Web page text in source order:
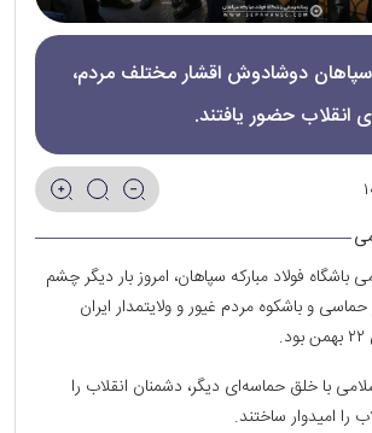
دوشادوش اقشار مختلف مردم،
انقلاب حضور یافتند.
فولاد مبارکه سپاهان، امروز بار دیگر چشم
و باشکوه مردم غیور و ولایتمدار ایران
با خلق حماسه‌ای دیگر، دشمنان انقلاب را
را امیدوار ساختند.